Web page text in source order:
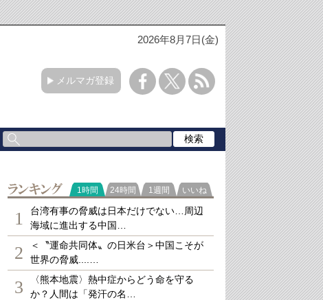
2026年8月7日(金)
メルマガ登録
ランキング
1時間 24時間 1週間 いいね
1
台湾有事の脅威は日本だけでない…周辺
海域に進出する中国…
2
＜〝運命共同体〟の日米台＞中国こそが
世界の脅威....…
3
〈熊本地震〉熱中症からどう命を守る
か？人間は「発汗の名…